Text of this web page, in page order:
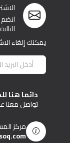
التالية!
يمكنك إلغاء
دائما هنا
تواصل معنا
مركز